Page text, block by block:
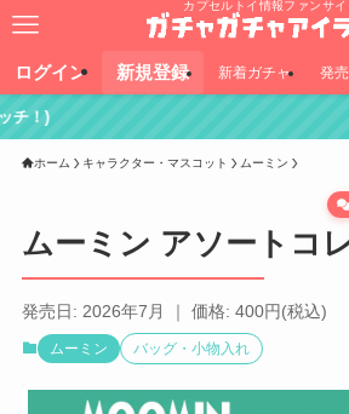
カプセルトイ情報ファンサイ
ログイン 新規登録 新着ガチャ 発
ホーム キャラクター・マスコット ムーミン
ムーミン アソートコ
発売日: 2026年7月 ｜ 価格: 400円(税込)
ムーミン バッグ・小物入れ